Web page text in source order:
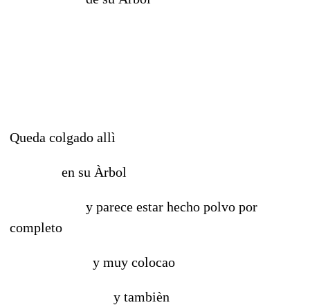
Queda colgado allì
en su Àrbol
y parece estar hecho polvo por
completo
y muy colocao
y tambièn